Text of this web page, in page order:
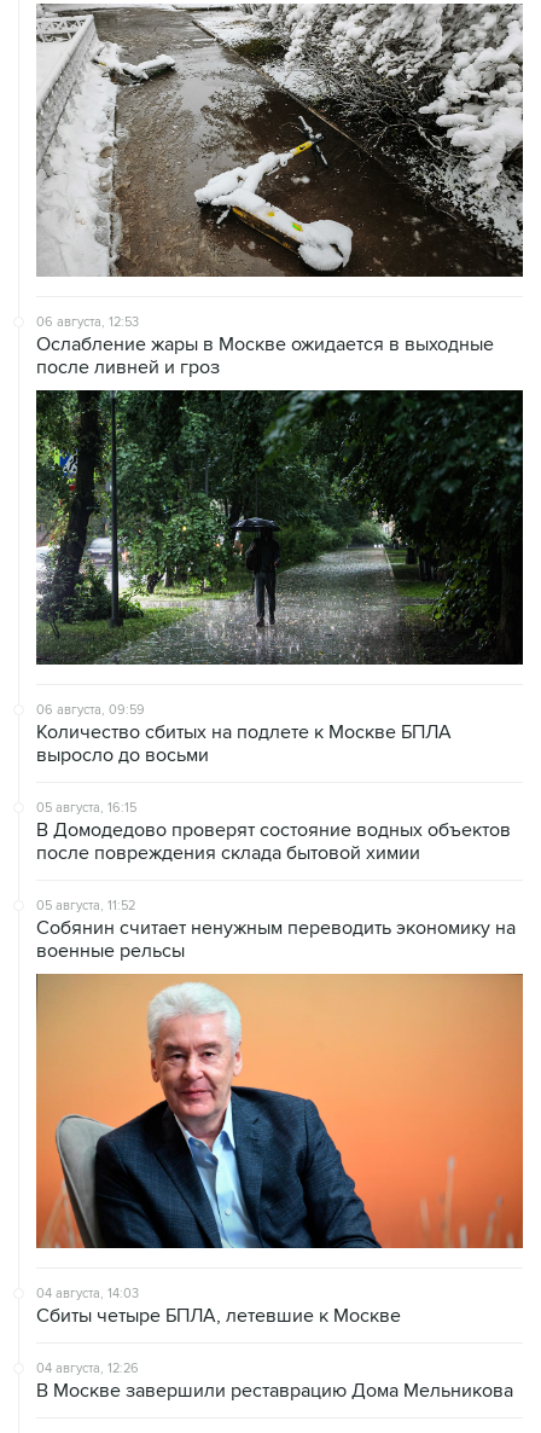
06 августа, 12:53
Ослабление жары в Москве ожидается в выходные
после ливней и гроз
06 августа, 09:59
Количество сбитых на подлете к Москве БПЛА
выросло до восьми
05 августа, 16:15
В Домодедово проверят состояние водных объектов
после повреждения склада бытовой химии
05 августа, 11:52
Собянин считает ненужным переводить экономику на
военные рельсы
04 августа, 14:03
Сбиты четыре БПЛА, летевшие к Москве
04 августа, 12:26
В Москве завершили реставрацию Дома Мельникова